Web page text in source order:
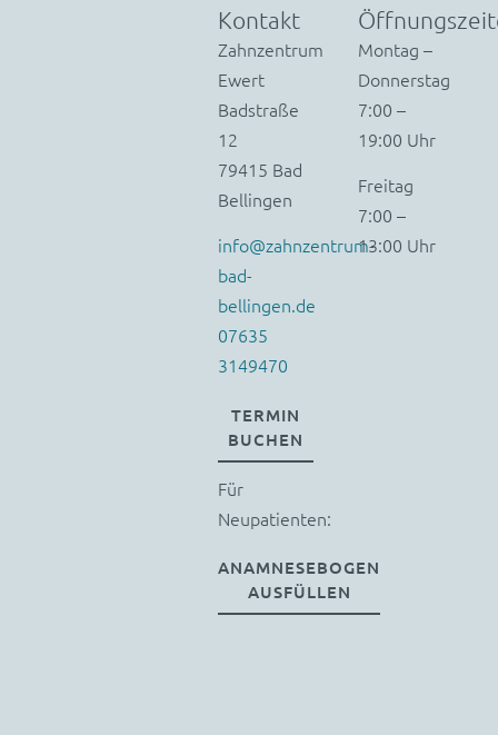
Kontakt
Zahnzentrum
Ewert
Badstraße
12
79415 Bad
Bellingen
info@zahnzentrum-
bad-
bellingen.de
07635
3149470
TERMIN
BUCHEN
Für
Neupatienten:
ANAMNESEBOGEN
AUSFÜLLEN
Montag –
Donnerstag
7:00 –
19:00 Uhr
Freitag
7:00 –
13:00 Uhr